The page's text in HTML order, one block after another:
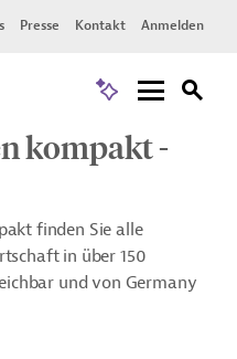
Presse Kontakt Anmelden
kompakt -
finden Sie alle
in über 150
und von Germany